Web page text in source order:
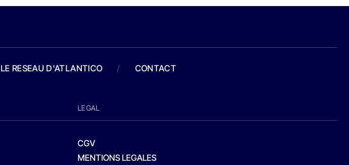
LE RESEAU D'ATLANTICO / CONTACT
LEGAL
CGV
MENTIONS LEGALES